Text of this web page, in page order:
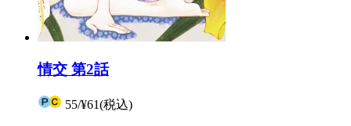
情交 第2話
55/¥61(税込)